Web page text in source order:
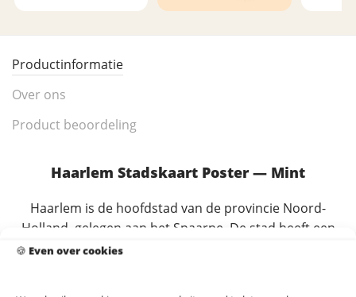
🍪 Even over cookies
Productinformatie
Over ons
Product beoordeling
Haarlem Stadskaart Poster — Mint
Haarlem is de hoofdstad van de provincie Noord-
Holland, gelegen aan het Spaarne. De stad heeft een
rijke cultuurhistorie met de imposante Grote Kerk